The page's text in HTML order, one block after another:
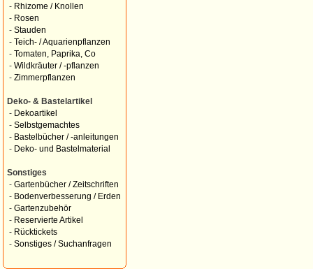
- Rhizome / Knollen
- Rosen
- Stauden
- Teich- / Aquarienpflanzen
- Tomaten, Paprika, Co
- Wildkräuter / -pflanzen
- Zimmerpflanzen
Deko- & Bastelartikel
- Dekoartikel
- Selbstgemachtes
- Bastelbücher / -anleitungen
- Deko- und Bastelmaterial
Sonstiges
- Gartenbücher / Zeitschriften
- Bodenverbesserung / Erden
- Gartenzubehör
- Reservierte Artikel
- Rücktickets
- Sonstiges / Suchanfragen